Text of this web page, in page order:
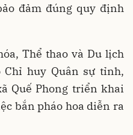
đảm đúng quy định
Thể thao và Du lịch
huy Quân sự tỉnh,
Quế Phong triển khai
bắn pháo hoa diễn ra